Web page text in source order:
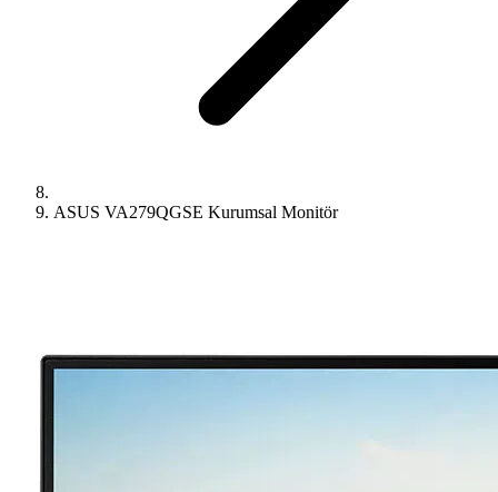
ASUS VA279QGSE Kurumsal Monitör